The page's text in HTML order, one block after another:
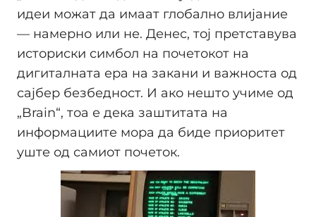
идеи можат да имаат глобално влијание
— намерно или не. Денес, тој претставува
историски симбол на почетокот на
дигиталната ера на закани и важноста од
сајбер безбедност. И ако нешто учиме од
„Brain“, тоа е дека заштитата на
информациите мора да биде приоритет
уште од самиот почеток.